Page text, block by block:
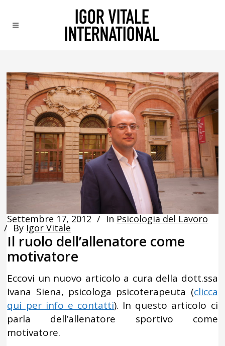
Settembre 17, 2012 In Psicologia del Lavoro
By Igor Vitale
Il ruolo dell’allenatore come
motivatore
Eccovi un nuovo articolo a cura della dott.ssa
Ivana Siena, psicologa psicoterapeuta (clicca
qui per info e contatti). In questo articolo ci
parla dell’allenatore sportivo come
motivatore.